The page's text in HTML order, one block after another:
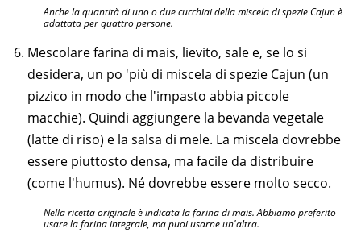
Anche la quantità di uno o due cucchiai della miscela di spezie Cajun è
adattata per quattro persone.
Mescolare farina di mais, lievito, sale e, se lo si
desidera, un po 'più di miscela di spezie Cajun (un
pizzico in modo che l'impasto abbia piccole
macchie). Quindi aggiungere la bevanda vegetale
(latte di riso) e la salsa di mele. La miscela dovrebbe
essere piuttosto densa, ma facile da distribuire
(come l'humus). Né dovrebbe essere molto secco.
Nella ricetta originale è indicata la farina di mais. Abbiamo preferito
usare la farina integrale, ma puoi usarne un'altra.